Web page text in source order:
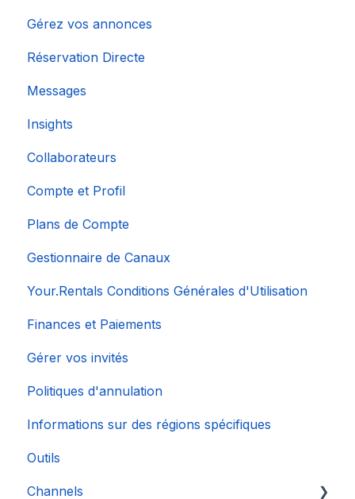
Gérez vos annonces
Réservation Directe
Messages
Insights
Collaborateurs
Compte et Profil
Plans de Compte
Gestionnaire de Canaux
Your.Rentals Conditions Générales d'Utilisation
Finances et Paiements
Gérer vos invités
Politiques d'annulation
Informations sur des régions spécifiques
Outils
Channels